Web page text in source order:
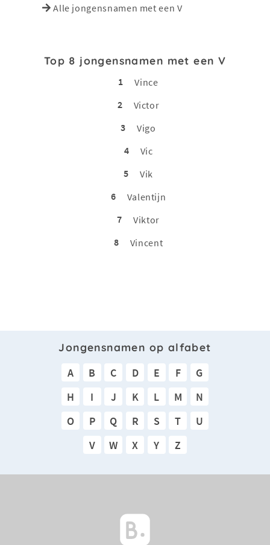
Alle jongensnamen met een V
Top 8 jongensnamen met een V
1
Vince
2
Victor
3
Vigo
4
Vic
5
Vik
6
Valentijn
7
Viktor
8
Vincent
Jongensnamen op alfabet
A B C D E F
G
H
I J K L M
N
O
P Q R S T
U
V
W X Y Z